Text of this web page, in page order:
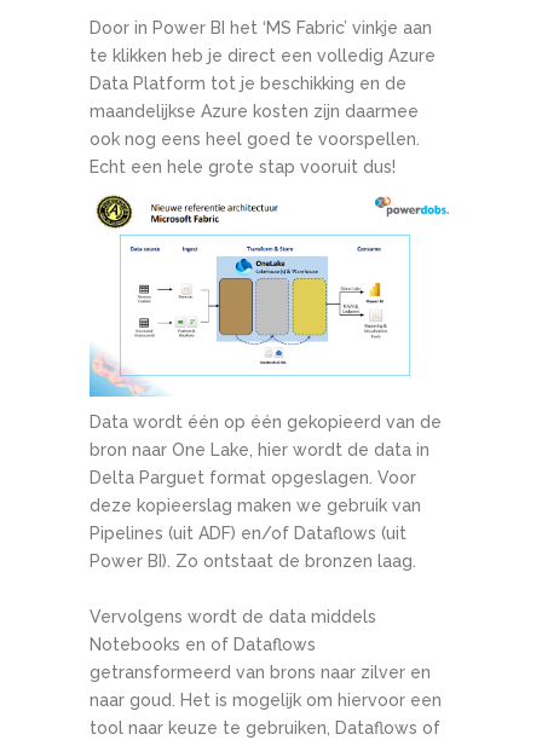
Door in Power BI het ‘MS Fabric’ vinkje aan
te klikken heb je direct een volledig Azure
Data Platform tot je beschikking en de
maandelijkse Azure kosten zijn daarmee
ook nog eens heel goed te voorspellen.
Echt een hele grote stap vooruit dus!
Data wordt één op één gekopieerd van de
bron naar One Lake, hier wordt de data in
Delta Parguet format opgeslagen. Voor
deze kopieerslag maken we gebruik van
Pipelines (uit ADF) en/of Dataflows (uit
Power BI). Zo ontstaat de bronzen laag.
Vervolgens wordt de data middels
Notebooks en of Dataflows
getransformeerd van brons naar zilver en
naar goud. Het is mogelijk om hiervoor een
tool naar keuze te gebruiken, Dataflows of